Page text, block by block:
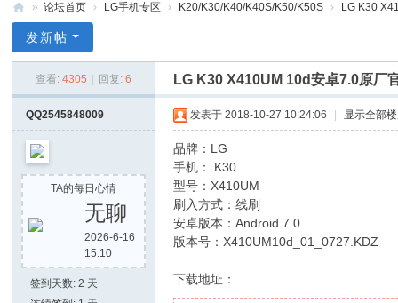
是
机
» 论坛首页 › LG手机专区 › K20/K30/K40/K40S/K50/K50S › LG K30
发新帖
查看: 4305 回复: 6 LG K30 X410UM 10d安卓7.0原厂
QQ2545848009
TA的每日心情
无聊
2026-6-16
15:10
签到天数: 2 天
发表于 2018-10-27 10:24:06 显示全部
品牌：LG
手机： K30
型号：X410UM
刷入方式：线刷
安卓版本：Android 7.0
版本号：X410UM10d_01_0727.KDZ
下载地址：